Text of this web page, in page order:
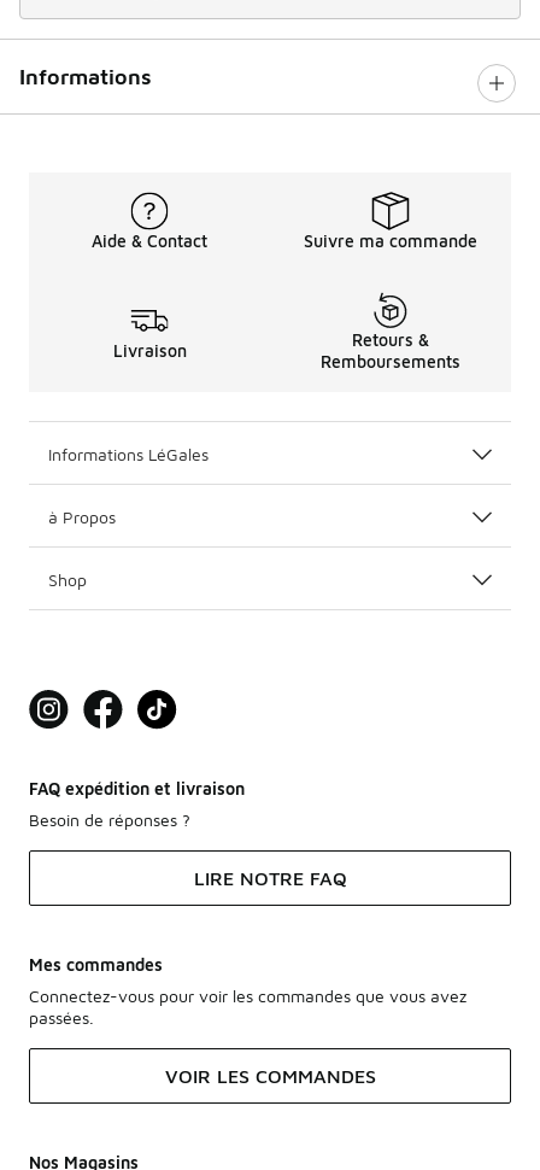
Informations
Aide & Contact Suivre ma commande
Livraison
Retours &
Remboursements
Informations LéGales
à Propos
Shop
FAQ expédition et livraison
Besoin de réponses ?
LIRE NOTRE FAQ
Mes commandes
Connectez-vous pour voir les commandes que vous avez
passées.
VOIR LES COMMANDES
Nos Magasins